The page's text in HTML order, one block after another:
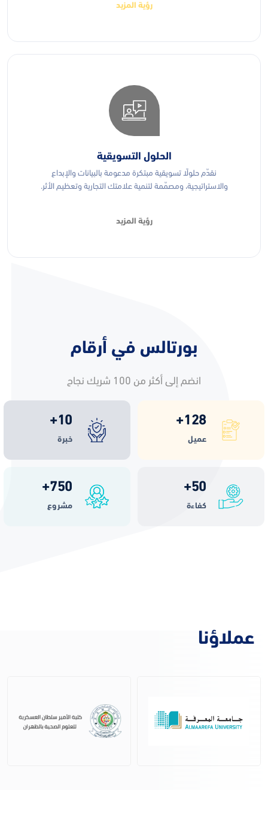
رؤية المزيد
الحلول التسويقية
نقدّم حلولًا تسويقية مبتكرة مدعومة بالبيانات والإبداع
والاستراتيجية، ومصمّمة لتنمية علامتك التجارية وتعظيم الأثر.
رؤية المزيد
بورتالس في أرقام
انضم إلى أكثر من 100 شريك نجاح
+128
عميل
+10
خبرة
+50
كفاءة
+750
مشروع
عملاؤنا